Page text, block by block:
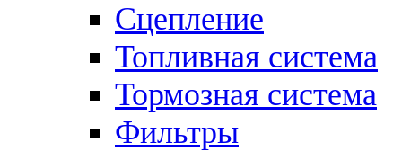
Сцепление
Топливная система
Тормозная система
Фильтры